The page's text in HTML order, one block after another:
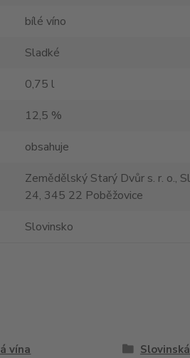
bílé víno
Sladké
0,75 l
12,5 %
obsahuje
Zemědělský Starý Dvůr s. r. o.,
24, 345 22 Poběžovice
Slovinsko
vína